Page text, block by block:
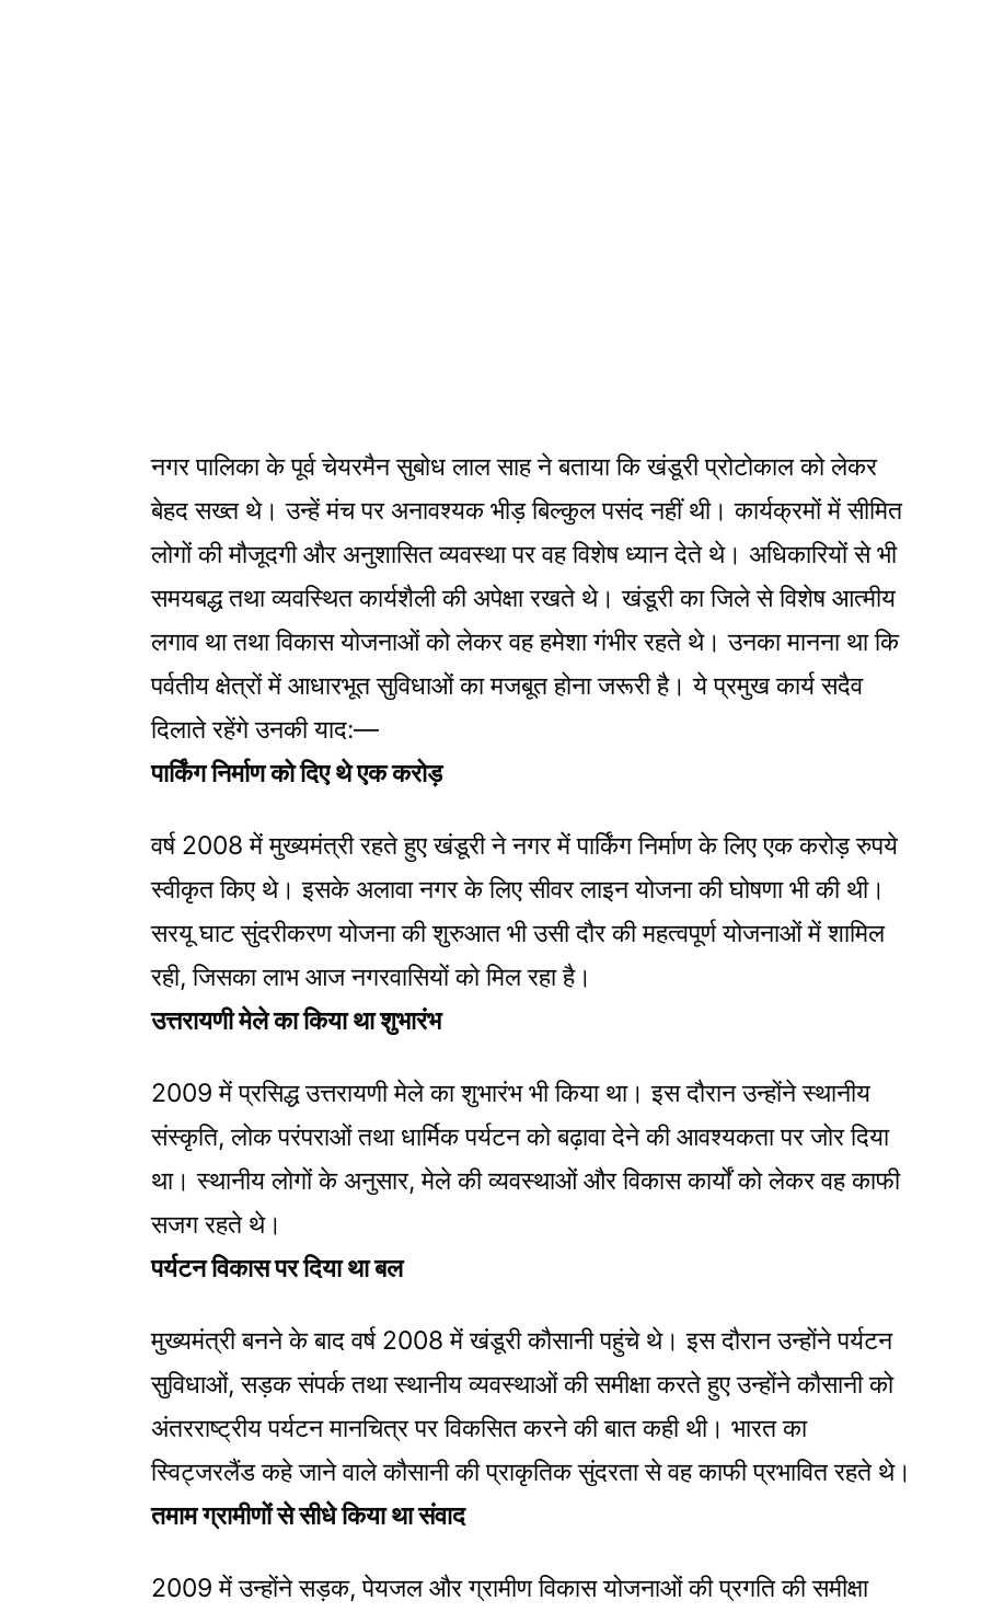
नगर पालिका के पूर्व चेयरमैन सुबोध लाल साह ने बताया कि खंडूरी प्रोटोकाल को लेकर
बेहद सख्त थे। उन्हें मंच पर अनावश्यक भीड़ बिल्कुल पसंद नहीं थी। कार्यक्रमों में सीमित
लोगों की मौजूदगी और अनुशासित व्यवस्था पर वह विशेष ध्यान देते थे। अधिकारियों से भी
समयबद्ध तथा व्यवस्थित कार्यशैली की अपेक्षा रखते थे। खंडूरी का जिले से विशेष आत्मीय
लगाव था तथा विकास योजनाओं को लेकर वह हमेशा गंभीर रहते थे। उनका मानना था कि
पर्वतीय क्षेत्रों में आधारभूत सुविधाओं का मजबूत होना जरूरी है। ये प्रमुख कार्य सदैव
दिलाते रहेंगे उनकी याद:—
पार्किंग निर्माण को दिए थे एक करोड़
वर्ष 2008 में मुख्यमंत्री रहते हुए खंडूरी ने नगर में पार्किंग निर्माण के लिए एक करोड़ रुपये
स्वीकृत किए थे। इसके अलावा नगर के लिए सीवर लाइन योजना की घोषणा भी की थी।
सरयू घाट सुंदरीकरण योजना की शुरुआत भी उसी दौर की महत्वपूर्ण योजनाओं में शामिल
रही, जिसका लाभ आज नगरवासियों को मिल रहा है।
उत्तरायणी मेले का किया था शुभारंभ
2009 में प्रसिद्ध उत्तरायणी मेले का शुभारंभ भी किया था। इस दौरान उन्होंने स्थानीय
संस्कृति, लोक परंपराओं तथा धार्मिक पर्यटन को बढ़ावा देने की आवश्यकता पर जोर दिया
था। स्थानीय लोगों के अनुसार, मेले की व्यवस्थाओं और विकास कार्यों को लेकर वह काफी
सजग रहते थे।
पर्यटन विकास पर दिया था बल
मुख्यमंत्री बनने के बाद वर्ष 2008 में खंडूरी कौसानी पहुंचे थे। इस दौरान उन्होंने पर्यटन
सुविधाओं, सड़क संपर्क तथा स्थानीय व्यवस्थाओं की समीक्षा करते हुए उन्होंने कौसानी को
अंतरराष्ट्रीय पर्यटन मानचित्र पर विकसित करने की बात कही थी। भारत का
स्विट्जरलैंड कहे जाने वाले कौसानी की प्राकृतिक सुंदरता से वह काफी प्रभावित रहते थे।
तमाम ग्रामीणों से सीधे किया था संवाद
2009 में उन्होंने सड़क, पेयजल और ग्रामीण विकास योजनाओं की प्रगति की समीक्षा